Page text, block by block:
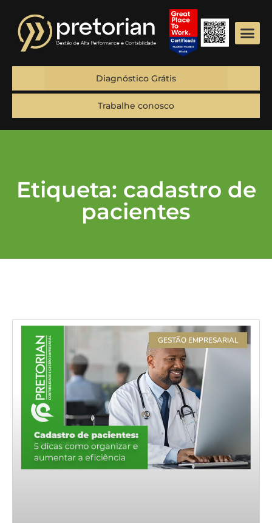
Diagnóstico Grátis
Trabalhe conosco
Etiqueta: cadastro de
pacientes
GESTÃO EMPRESARIAL